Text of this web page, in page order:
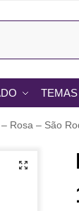
TEMAS
Rosa – São